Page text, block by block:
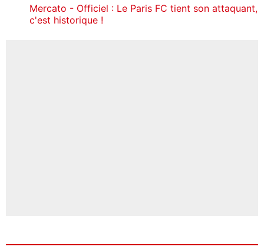
Mercato - Officiel : Le Paris FC tient son attaquant,
c'est historique !